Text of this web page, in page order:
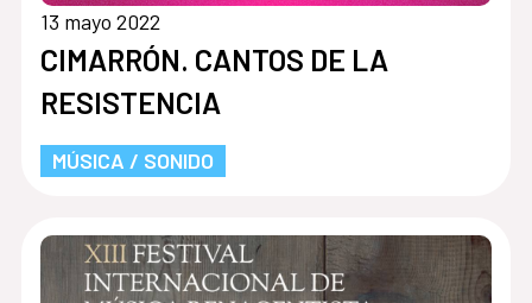
13 mayo 2022
CIMARRÓN. CANTOS DE LA
RESISTENCIA
MÚSICA / SONIDO